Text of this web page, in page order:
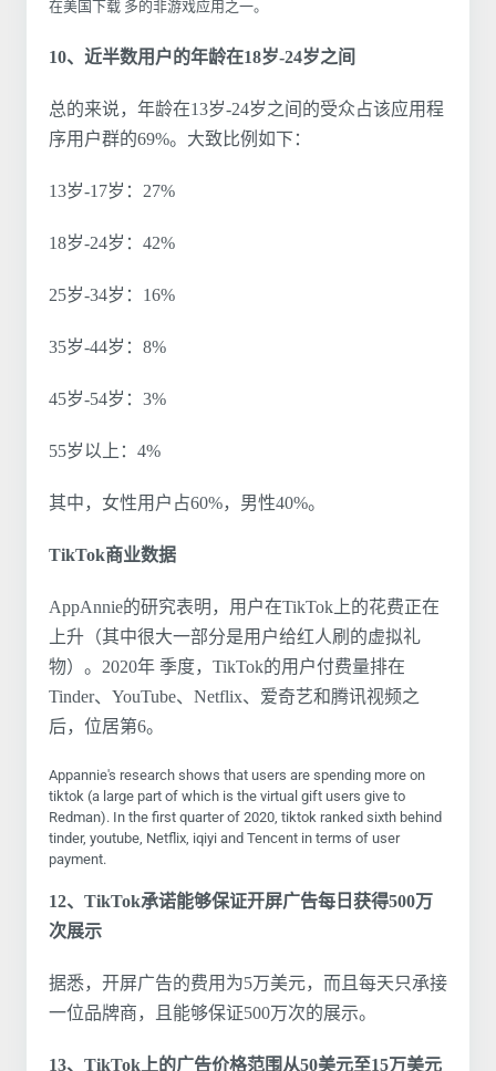
在美国下载 多的非游戏应用之一。
10、近半数用户的年龄在18岁-24岁之间
总的来说，年龄在13岁-24岁之间的受众占该应用程
序用户群的69%。大致比例如下：
13岁-17岁：27%
18岁-24岁：42%
25岁-34岁：16%
35岁-44岁：8%
45岁-54岁：3%
55岁以上：4%
其中，女性用户占60%，男性40%。
TikTok商业数据
AppAnnie的研究表明，用户在TikTok上的花费正在
上升（其中很大一部分是用户给红人刷的虚拟礼
物）。2020年 季度，TikTok的用户付费量排在
Tinder、YouTube、Netflix、爱奇艺和腾讯视频之
后，位居第6。
Appannie's research shows that users are spending more on
tiktok (a large part of which is the virtual gift users give to
Redman). In the first quarter of 2020, tiktok ranked sixth behind
tinder, youtube, Netflix, iqiyi and Tencent in terms of user
payment.
12、TikTok承诺能够保证开屏广告每日获得500万
次展示
据悉，开屏广告的费用为5万美元，而且每天只承接
一位品牌商，且能够保证500万次的展示。
13、TikTok上的广告价格范围从50美元至15万美元